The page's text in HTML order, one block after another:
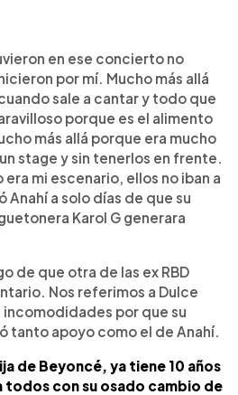
en ese concierto no
por mí. Mucho más allá
sale a cantar y todo que
porque es el alimento
más allá porque era mucho
stage y sin tenerlos en frente.
mi escenario, ellos no iban a
Anahí a solo días de que su
Karol G generara
de que otra de las ex RBD
Nos referimos a Dulce
incomodidades por que su
tanto apoyo como el de Anahí.
de Beyoncé, ya tiene 10 años
con su osado cambio de